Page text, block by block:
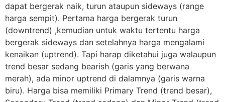
dapat bergerak naik, turun ataupun sideways (range
harga sempit). Pertama harga bergerak turun
(downtrend) ,kemudian untuk waktu tertentu harga
bergerak sideways dan setelahnya harga mengalami
kenaikan (uptrend). Tapi harap diketahui juga walaupun
trend besar sedang bearish (garis yang berwana
merah), ada minor uptrend di dalamnya (garis warna
biru). Harga bisa memiliki Primary Trend (trend besar),